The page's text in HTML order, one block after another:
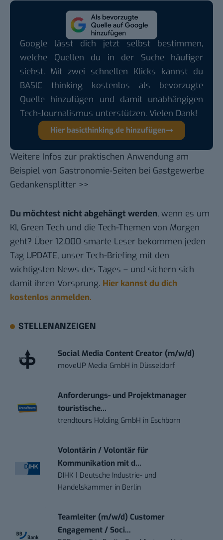
Google lässt dich jetzt selbst bestimmen,
welche Quellen du in der Suche häufiger
siehst. Mit zwei schnellen Klicks kannst du
BASIC thinking kostenlos als bevorzugte
Quelle hinzufügen und damit unabhängigen
Tech-Journalismus unterstützen. Vielen Dank!
Hier basicthinking.de hinzufügen
Weitere Infos zur praktischen Anwendung am
Beispiel von Gastronomie-Seiten bei Gastgewerbe
Gedankensplitter >>
Du möchtest nicht abgehängt werden, wenn es um
KI, Green Tech und die Tech-Themen von Morgen
geht? Über 12.000 smarte Leser bekommen jeden
Tag UPDATE, unser Tech-Briefing mit den
wichtigsten News des Tages – und sichern sich
damit ihren Vorsprung. Hier kannst du dich
kostenlos anmelden.
STELLENANZEIGEN
Social Media Content Creator (m/w/d)
moveUP Media GmbH in Düsseldorf
Anforderungs- und Projektmanager
touristische...
trendtours Holding GmbH in Eschborn
Volontärin / Volontär für
Kommunikation mit d...
DIHK | Deutsche Industrie- und
Handelskammer in Berlin
Teamleiter (m/w/d) Customer
Engagement / Soci...